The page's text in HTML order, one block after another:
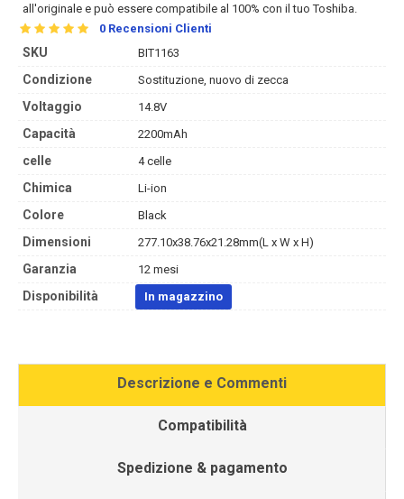
all'originale e può essere compatibile al 100% con il tuo Toshiba.
0 Recensioni Clienti
SKU BIT1163
Condizione Sostituzione, nuovo di zecca
Voltaggio 14.8V
Capacità 2200mAh
celle 4 celle
Chimica Li-ion
Colore Black
Dimensioni 277.10x38.76x21.28mm(L x W x H)
Garanzia 12 mesi
Disponibilità In magazzino
Descrizione e Commenti
Compatibilità
Spedizione & pagamento